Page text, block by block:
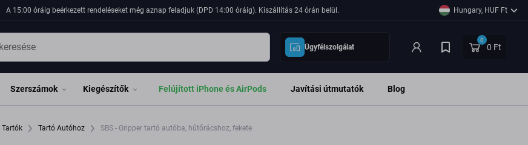
A 15:00 óráig beérkezett rendeléseket még aznap feladjuk (DPD 14:00 óráig). Kiszállítás 24 órán belül. Hungary, HUF Ft
Ügyfélszolgálat
0
0 Ft
Szerszámok Kiegészítők Felújított iPhone és AirPods Javítási útmutatók Blog
Tartók Tartó Autóhoz SBS - Gripper tartó autóba, hűtőrácshoz, fekete